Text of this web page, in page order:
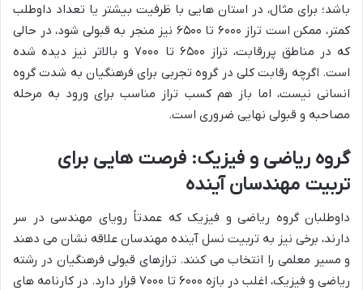
باشد؛ برای مثال، در استان هایی با ظرفیت بیشتر یا تعداد داوطلب
کمتر، ممکن است تراز ۶۰۰۰ تا ۶۵۰۰ نیز منجر به قبولی شود، در حالی
که در مناطق پررقابت، تراز ۶۵۰۰ تا ۷۰۰۰ و بالاتر نیز دیده شده
است. اگرچه رقابت کلی در گروه تجربی برای فرهنگیان به شدت گروه
انسانی نیست، اما باز هم کسب تراز مناسب برای ورود به مرحله
مصاحبه و قبولی نهایی ضروری است.
گروه ریاضی و فیزیک: فرصت هایی برای
تربیت مهندسان آینده
داوطلبان گروه ریاضی و فیزیک که عمدتاً رویای مهندسی در سر
دارند، برخی نیز به تربیت نسل آینده مهندسان علاقه نشان می دهند
و مسیر معلمی را انتخاب می کنند. ترازهای قبولی فرهنگیان در رشته
ریاضی و فیزیک، اغلب در بازه ۶۰۰۰ تا ۷۰۰۰ قرار دارد. در کارنامه های